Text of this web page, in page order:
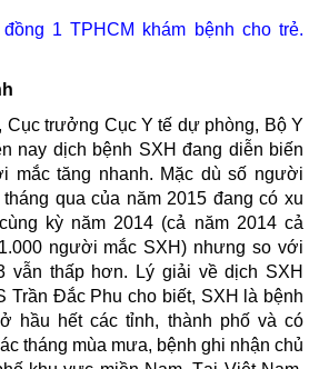
1 TPHCM khám bệnh cho trẻ.
Cục trưởng Cục Y tế dự phòng, Bộ Y
nay dịch bệnh SXH đang diễn biến
mắc tăng nhanh. Mặc dù số người
qua của năm 2015 đang có xu
kỳ năm 2014 (cả năm 2014 cả
người mắc SXH) nhưng so với
vẫn thấp hơn. Lý giải về dịch SXH
Trần Đắc Phu cho biết, SXH là bệnh
hầu hết các tỉnh, thành phố và có
tháng mùa mưa, bệnh ghi nhận chủ